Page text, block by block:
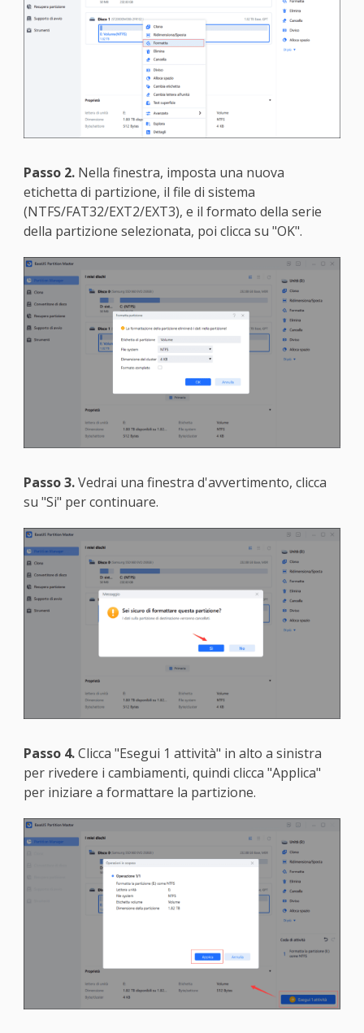
Passo 2.Nella finestra, imposta una nuova
etichetta di partizione, il file di sistema
(NTFS/FAT32/EXT2/EXT3), e il formato della serie
della partizione selezionata, poi clicca su "OK".
Passo 3.Vedrai una finestra d'avvertimento, clicca
su "Si" per continuare.
Passo 4.Clicca "Esegui 1 attività" in alto a sinistra
per rivedere i cambiamenti, quindi clicca "Applica"
per iniziare a formattare la partizione.